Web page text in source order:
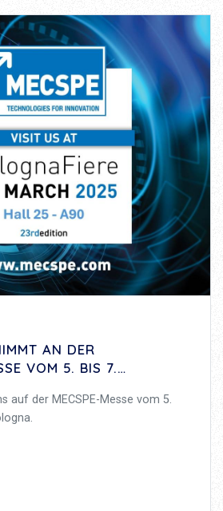
AN DER
VOM 5. BIS 7.
auf der MECSPE-Messe vom 5.